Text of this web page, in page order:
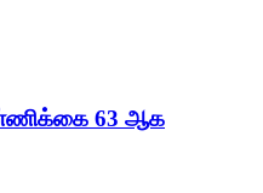
63 ஆக